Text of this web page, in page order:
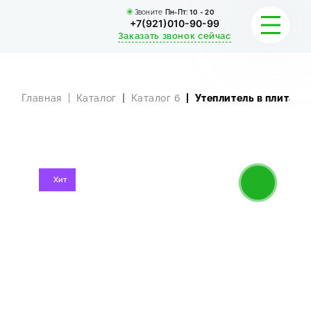
Звоните Пн-Пт: 10 - 20
+7(921)010-90-99
Заказать звонок сейчас
УСЛУГИ
ПОРТФОЛИО
Главная Каталог Каталог 6 Утеплитель в
Хит